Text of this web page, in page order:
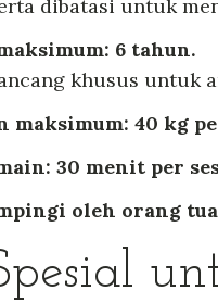
dibatasi untuk
6 tahun.
khusus untuk
maksimum: 40 kg
30 menit per
oleh orang